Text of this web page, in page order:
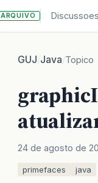
ARQUIVO
GUJ/Java/Topico
24 de agosto de
primefaces java